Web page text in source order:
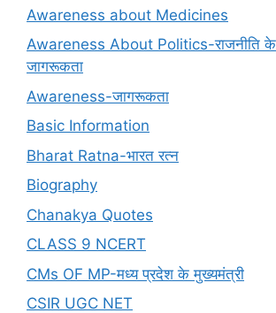
Awareness about Medicines
Awareness About Politics-राजनीति के
जागरूकता
Awareness-जागरूकता
Basic Information
Bharat Ratna-भारत रत्न
Biography
Chanakya Quotes
CLASS 9 NCERT
CMs OF MP-मध्य प्रदेश के मुख्यमंत्री
CSIR UGC NET